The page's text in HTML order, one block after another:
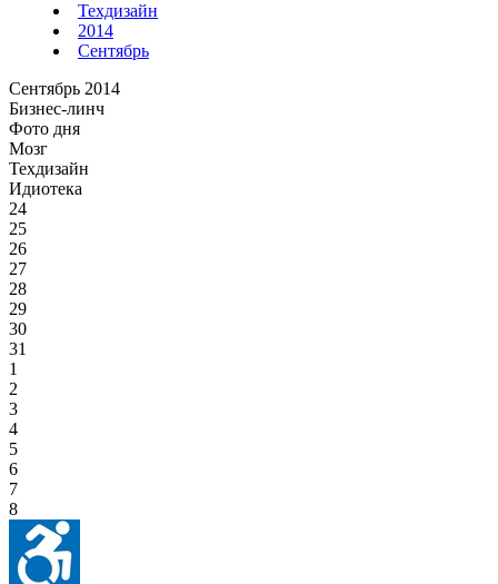
Техдизайн
2014
Сентябрь
Сентябрь 2014
Бизнес-линч
Фото дня
Мозг
Техдизайн
Идиотека
24
25
26
27
28
29
30
31
1
2
3
4
5
6
7
8